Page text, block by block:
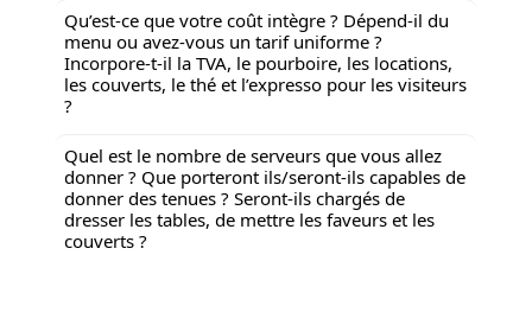
Qu’est-ce que votre coût intègre ? Dépend-il du
menu ou avez-vous un tarif uniforme ?
Incorpore-t-il la TVA, le pourboire, les locations,
les couverts, le thé et l’expresso pour les visiteurs
?
Quel est le nombre de serveurs que vous allez
donner ? Que porteront ils/seront-ils capables de
donner des tenues ? Seront-ils chargés de
dresser les tables, de mettre les faveurs et les
couverts ?